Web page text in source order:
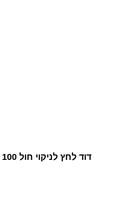
דוד לחץ לניקוי חול 100 ליטר